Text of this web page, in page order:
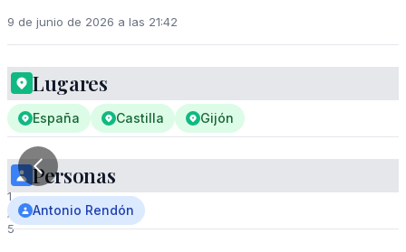
9 de junio de 2026 a las 21:42
1
/
5
Lugares
España Castilla Gijón
Personas
Antonio Rendón